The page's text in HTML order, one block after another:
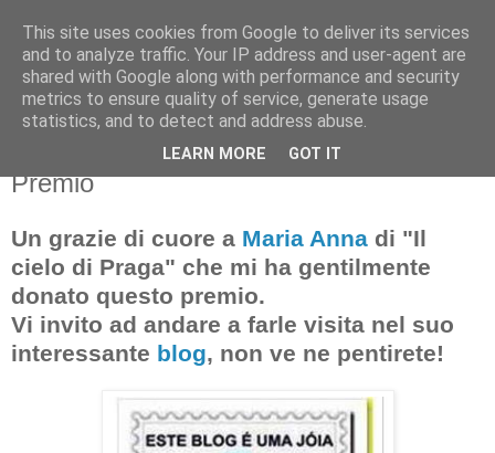
giovedì 12 marzo 2009
Premio
Un grazie di cuore a Maria Anna di "Il
cielo di Praga" che mi ha gentilmente
donato questo premio.
Vi invito ad andare a farle visita nel suo
interessante blog, non ve ne pentirete!
This site uses cookies from Google to deliver its services
and to analyze traffic. Your IP address and user-agent are
shared with Google along with performance and security
metrics to ensure quality of service, generate usage
statistics, and to detect and address abuse.
LEARN MORE GOT IT